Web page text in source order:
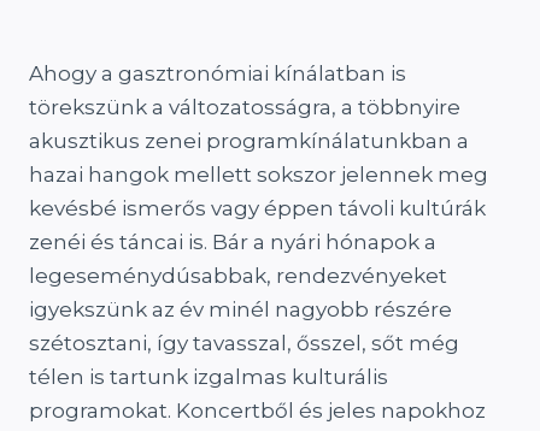
Ahogy a gasztronómiai kínálatban is
törekszünk a változatosságra, a többnyire
akusztikus zenei programkínálatunkban a
hazai hangok mellett sokszor jelennek meg
kevésbé ismerős vagy éppen távoli kultúrák
zenéi és táncai is. Bár a nyári hónapok a
legeseménydúsabbak, rendezvényeket
igyekszünk az év minél nagyobb részére
szétosztani, így tavasszal, ősszel, sőt még
télen is tartunk izgalmas kulturális
programokat. Koncertből és jeles napokhoz